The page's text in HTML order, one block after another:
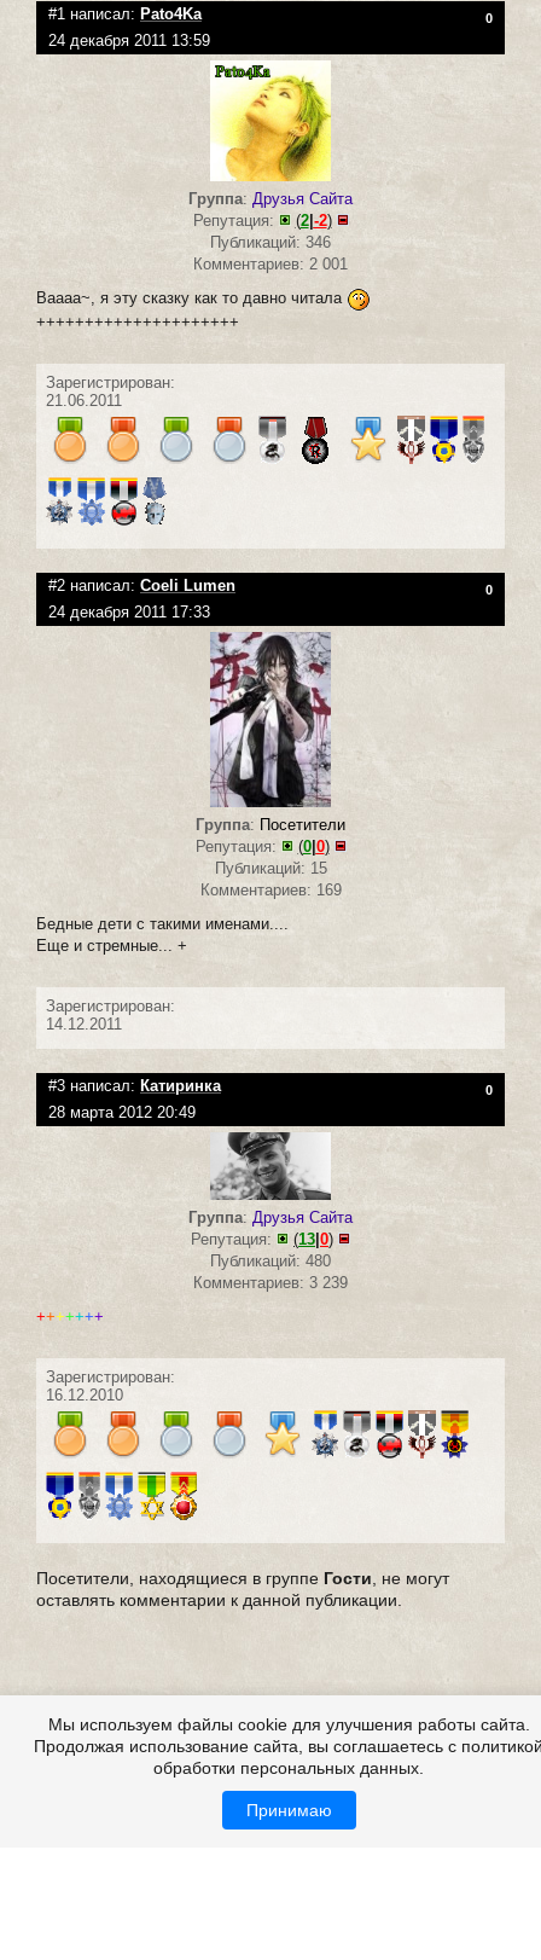
#1 написал: Pato4Ka 0
24 декабря 2011 13:59
Группа: Друзья Сайта
Репутация:
(2| -2)
Публикаций: 346
Комментариев: 2 001
Ваааа~, я эту сказку как то давно читала
+++++++++++++++++++++
Зарегистрирован:
21.06.2011
#2 написал: Coeli Lumen 0
24 декабря 2011 17:33
Группа: Посетители
Репутация:
(0| 0)
Публикаций: 15
Комментариев: 169
Бедные дети с такими именами....
Еще и стремные... +
Зарегистрирован:
14.12.2011
#3 написал: Катиринка 0
28 марта 2012 20:49
Группа: Друзья Сайта
Репутация:
(13 0)
Публикаций: 480
Комментариев: 3 239
+++++++
Зарегистрирован:
16.12.2010
Посетители, находящиеся в группе Гости, не могут
оставлять комментарии к данной публикации.
Мы используем файлы cookie для улучшения работы сайта.
Продолжая использование сайта, вы соглашаетесь с
обработки персональных данных.
Принимаю